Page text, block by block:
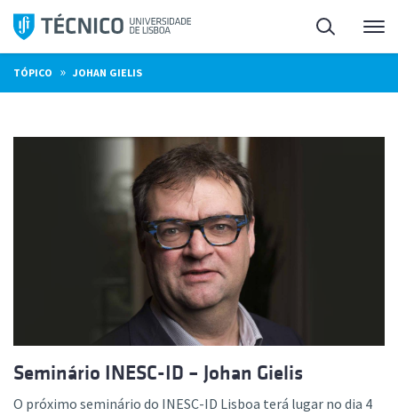
Saltar
para
o
conteúdo
Pesquisa
TÓPICO » JOHAN GIELIS
Seminário INESC-ID – Johan Gielis
O próximo seminário do INESC-ID Lisboa terá lugar no dia 4